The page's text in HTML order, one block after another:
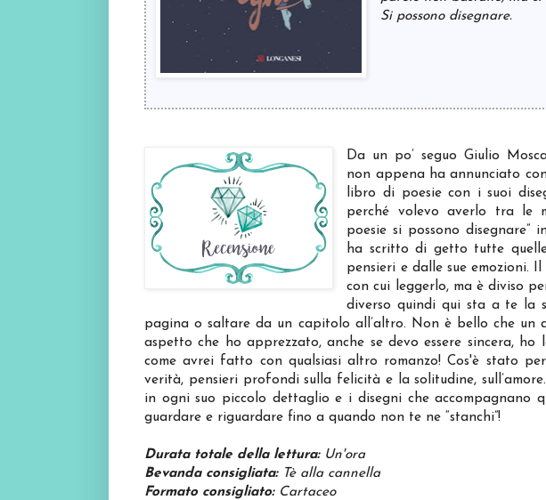
Si possono disegnare.
Da un po’ seguo Giulio
non appena ha annunciato
libro di poesie con i suoi
perché volevo averlo tra le
poesie si possono disegnare”
ha scritto di getto tutte
pensieri e dalle sue emozioni.
con cui leggerlo, ma è diviso
diverso quindi qui sta a te la
pagina o saltare da un capitolo all’altro. Non è bello che
aspetto che ho apprezzato, anche se devo essere sincera,
come avrei fatto con qualsiasi altro romanzo! Cos'è stato
verità, pensieri profondi sulla felicità e la solitudine,
in ogni suo piccolo dettaglio e i disegni che accompagnano
guardare e riguardare fino a quando non te ne “stanchi”!
Durata totale della lettura:Un'ora
Bevanda consigliata: Tè alla cannella
Formato consigliato: Cartaceo